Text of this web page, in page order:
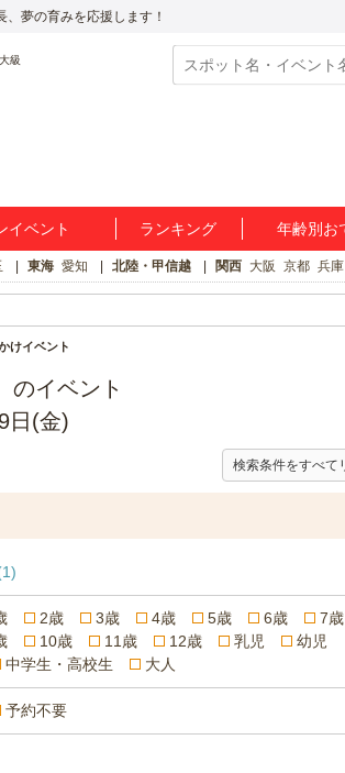
夢の育みを応援します！
イベント ランキング 年齢別お
東海 愛知 北陸・甲信越 関西 大阪 京都 兵庫
けイベント
のイベント
日(金)
検索条件をすべて
2歳 3歳 4歳 5歳 6歳
7歳
10歳 11歳 12歳 乳児
幼児
中学生・高校生 大人
予約不要